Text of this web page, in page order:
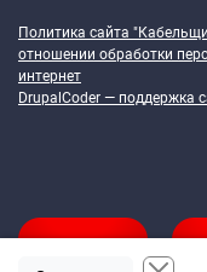
Политика сайта
отношении обработки
интернет
DrupalCoder — поддержка